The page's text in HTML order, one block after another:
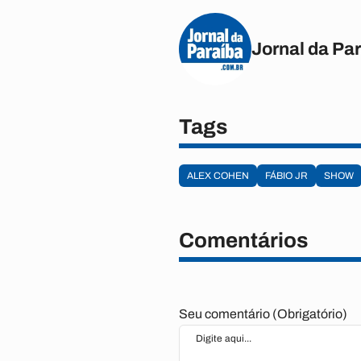
Jornal da
Tags
ALEX COHEN FÁBIO JR SHOW
Comentários
Seu comentário (Obrigatório)